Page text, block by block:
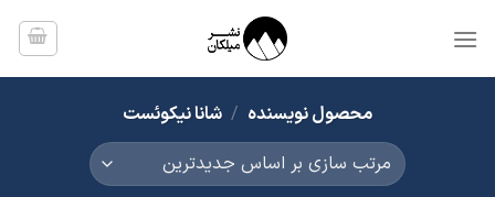
محصول نویسنده / شانا نیکوئست